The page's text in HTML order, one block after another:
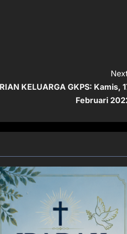
KELUARGA GKPS: Kamis,
Februari